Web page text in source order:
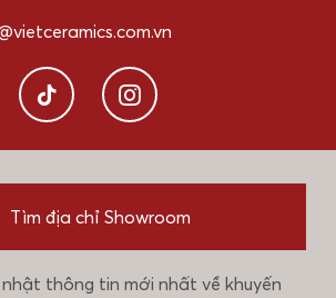
Tìm địa chỉ Showroom
thông tin mới nhất về khuyến